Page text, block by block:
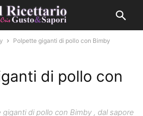
Polpette giganti di pollo con Bimby
di pollo con
di pollo con Bimby , dal sapore